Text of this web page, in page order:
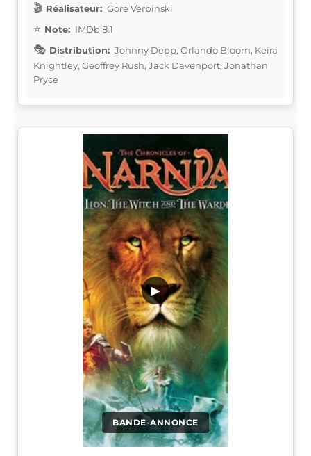
Réalisateur: Gore Verbinski
Note: IMDb 8.1
Distribution: Johnny Depp, Orlando Bloom, Keira
Knightley, Geoffrey Rush, Jack Davenport, Jonathan
Pryce
BANDE-ANNONCE
▶